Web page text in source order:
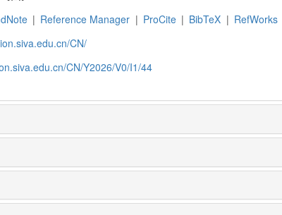
| Reference Manager | ProCite | BibTeX | RefWorks
CN/
CN/Y2026/V0/I1/44